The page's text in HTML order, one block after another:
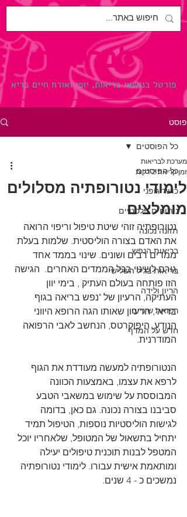
לבריאות.
פורטל בנושאי בריאות, יופי ואורח חיים בריא
פוסט
כל הפוסטים
כושר גופני
ניתוחים פלסטיים
תזונה נכונה
בריאות הנפש
בריאות בגיל השלישי
הריון ולידה
רפואת שיניים
חדש על המדף
כל הפוסטים
לימודי נטורופתיה מסלולים
מומלצים
מערכת לבריאות
זמן קריאה 2 דקות
נטורופתיה זוהי שיטת טיפול וריפוי הרואה
את האדם בצורה הוליסטית. שלמות בעלת
ממדים רבים ושונים. שינוי בממד אחד
גורם לשינוי בכל הממדים האחרים.  הגישה
הזו פותחה בעולם העתיק , בימי יוון
העתיקה, הרעיון של "נפש בריאה בגוף
בריא", הרעיון שאותו הגה הרופא היווני
הנודע, היפוקרטס, הנחשב לאבי הרפואה
המודרנית.
הנטורופתיה למעשה מעודדת את הגוף
לרפא את עצמו, באמצעות הכוונה
המבוססת על שימוש במשאבי הטבע
סביבנו בצורה נכונה. גם כאן, בדומה
לגישות הוליסטיות נוספות, הטיפול תמיד
יתחיל בתשאול של המטופל, שלאחריו יוכל
המטפל לבנות תוכנית טיפולים יעילה
ומותאמת אישית עבורו. לימודי נטורופתיה
נמשכים כ - 4 שנים.